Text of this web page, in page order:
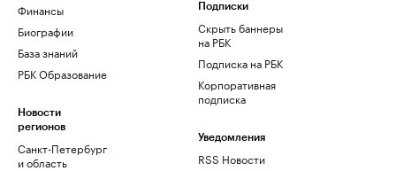
Финансы
Биографии
База знаний
РБК Образование
Новости
регионов
Санкт-Петербург
и область
Подписки
Скрыть баннеры
на РБК
Подписка на РБК
Корпоративная
подписка
Уведомления
RSS Новости